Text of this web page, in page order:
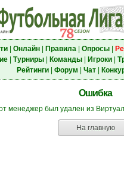
| Онлайн| Правила| Опросы|
| Турниры| Команды| Игроки|
Рейтинги| Форум Чат|
Ошибка
менеджер был удален из
На главную